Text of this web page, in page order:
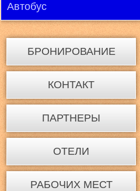
Автобус
БРОНИРОВАНИЕ
КОНТАКТ
ПАРТНЕРЫ
ОТЕЛИ
РАБОЧИХ МЕСТ